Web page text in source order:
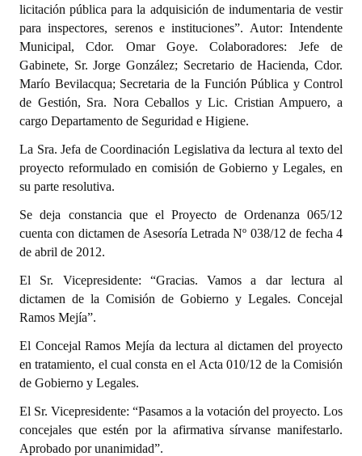
licitación pública para la adquisición de indumentaria de vestir
para inspectores, serenos e instituciones”. Autor: Intendente
Municipal, Cdor. Omar Goye. Colaboradores: Jefe de
Gabinete, Sr. Jorge González; Secretario de Hacienda, Cdor.
Marío Bevilacqua; Secretaria de la Función Pública y Control
de Gestión, Sra. Nora Ceballos y Lic. Cristian Ampuero, a
cargo Departamento de Seguridad e Higiene.
La Sra. Jefa de Coordinación Legislativa da lectura al texto del
proyecto reformulado en comisión de Gobierno y Legales, en
su parte resolutiva.
Se deja constancia que el Proyecto de Ordenanza 065/12
cuenta con dictamen de Asesoría Letrada Nº 038/12 de fecha 4
de abril de 2012.
El Sr. Vicepresidente: “Gracias. Vamos a dar lectura al
dictamen de la Comisión de Gobierno y Legales. Concejal
Ramos Mejía”.
El Concejal Ramos Mejía da lectura al dictamen del proyecto
en tratamiento, el cual consta en el Acta 010/12 de la Comisión
de Gobierno y Legales.
El Sr. Vicepresidente: “Pasamos a la votación del proyecto. Los
concejales que estén por la afirmativa sírvanse manifestarlo.
Aprobado por unanimidad”.